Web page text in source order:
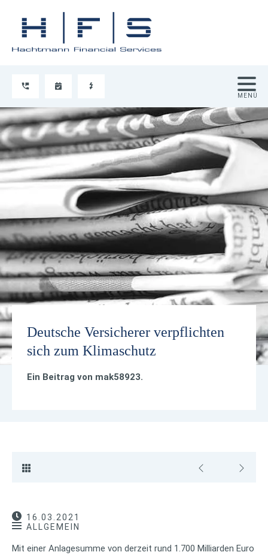
Deutsche Versicherer verpflichten
sich zum Klimaschutz
Ein Beitrag von mak58923.
16.03.2021
ALLGEMEIN
Mit einer Anlagesumme von derzeit rund 1.700 Milliarden Euro